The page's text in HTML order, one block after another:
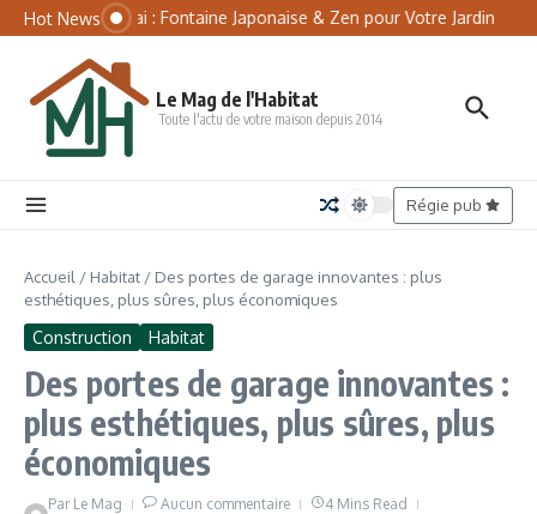
Aller au contenu
Hot NewsTsukubai : Fontaine Japonaise & Zen pour Votre Jardin
Le Mag de l'Habitat
Toute l'actu de votre maison depuis 2014
Régie pub
Accueil / Habitat / Des portes de garage innovantes : plus
esthétiques, plus sûres, plus économiques
Construction Habitat
Des portes de garage innovantes :
plus esthétiques, plus sûres, plus
économiques
Par Le Mag Aucun commentaire
4 Mins Read
Panneau de gestion des cookies